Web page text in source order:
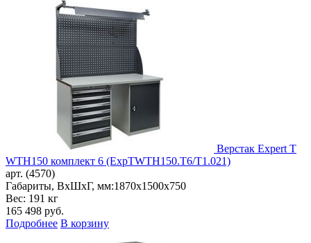
Верстак Expert T
WTH150 комплект 6 (ExpTWTH150.T6/T1.021)
арт. (4570)
Габариты, ВxШxГ, мм:1870x1500x750
Вес: 191 кг
165 498 руб.
Подробнее В корзину